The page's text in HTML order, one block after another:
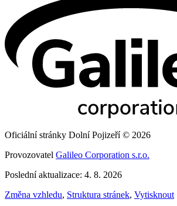
Oficiální stránky Dolní Pojizeří © 2026
Provozovatel Galileo Corporation s.r.o.
Poslední aktualizace: 4. 8. 2026
Změna vzhledu, Struktura stránek, Vytisknout